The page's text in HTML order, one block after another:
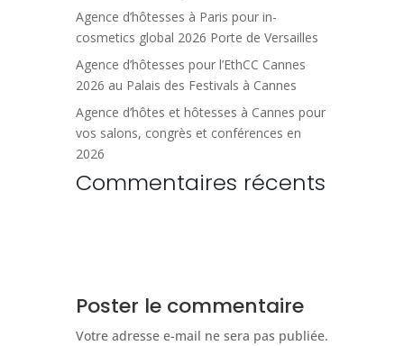
Agence d’hôtesses à Paris pour in-
cosmetics global 2026 Porte de Versailles
Agence d’hôtesses pour l’EthCC Cannes
2026 au Palais des Festivals à Cannes
Agence d’hôtes et hôtesses à Cannes pour
vos salons, congrès et conférences en
2026
Commentaires récents
Poster le commentaire
Votre adresse e-mail ne sera pas publiée.